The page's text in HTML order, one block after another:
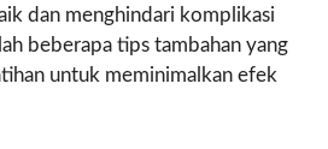
dan menghindari komplikasi
beberapa tips tambahan yang
untuk meminimalkan efek